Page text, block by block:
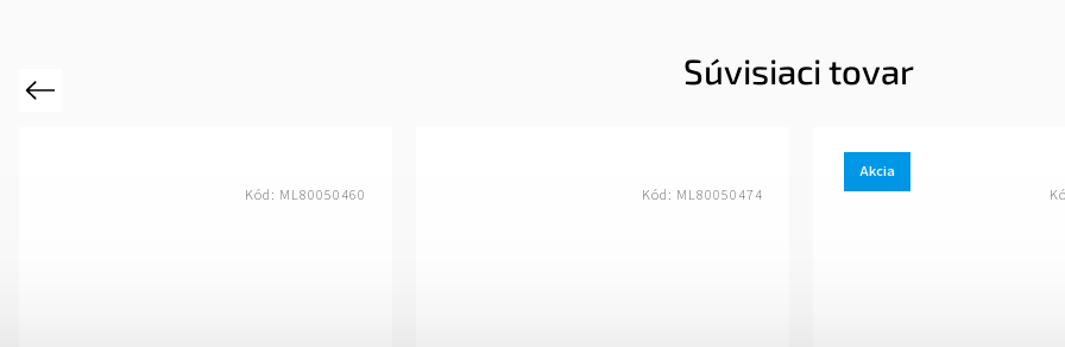
Súvisiaci tovar
Previous
Kód: ML80050460 Kód: ML80050474
Akcia